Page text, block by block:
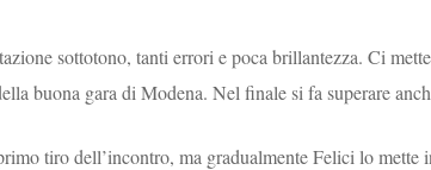
sottotono, tanti errori e poca brillantezza. Ci
buona gara di Modena. Nel finale si fa superare
tiro dell’incontro, ma gradualmente Felici lo mette